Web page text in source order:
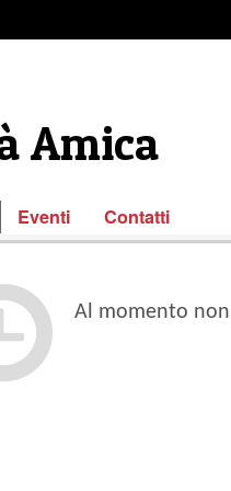
Amica
Eventi Contatti
Al momento